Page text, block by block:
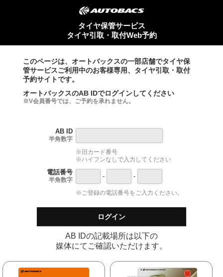
タイヤ保管サービス
タイヤ引取・取付Web予約
このページは、オートバックスの一部店舗でタイヤ保
管サービスご利用中のお客様専用、タイヤ引取・取付
予約サイトです。
オートバックスのAB IDでログインしてください
※V会員番号では、ご予約を承れません。
AB ID
半角数字
※旧カード番号
※ハイフンなしで入力してください
電話番号
半角数字 - -
※ご登録の電話番号をご入力ください。
ログイン
AB IDの記載場所は以下の
媒体にてご確認いただけます。